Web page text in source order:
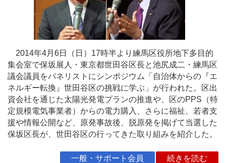
2014年4月6日（日）17時半より練馬区役所地下多目的
集会室で保坂展人・東京都世田谷区長と池尻成二・練馬区
議会議員をパネリストにシンポジウム「自治体からの『エ
ネルギー転換』世田谷区の挑戦に学ぶ」が行われた。区出
資会社を通じた太陽光発電プランの推進や、区のPPS（特
定規模電気事業者）からの電力購入、さらに福祉、若者支
援や情報公開など、原発事故後、脱原発を掲げて当選した
保坂区長が、世田谷区の行ってきた取り組みを紹介した。
一般・サポート会員 続きを読む